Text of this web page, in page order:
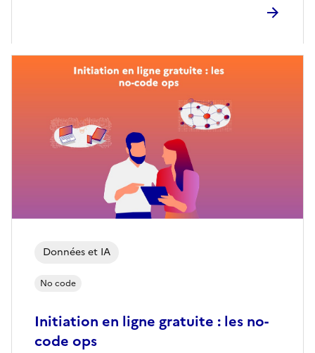
Données et IA
No code
Initiation en ligne gratuite : les no-
code ops